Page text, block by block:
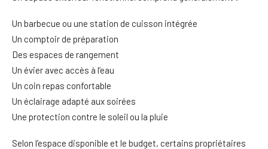
Un barbecue ou une station de cuisson intégrée
Un comptoir de préparation
Des espaces de rangement
Un évier avec accès à l’eau
Un coin repas confortable
Un éclairage adapté aux soirées
Une protection contre le soleil ou la pluie
Selon l’espace disponible et le budget, certains propriétaires